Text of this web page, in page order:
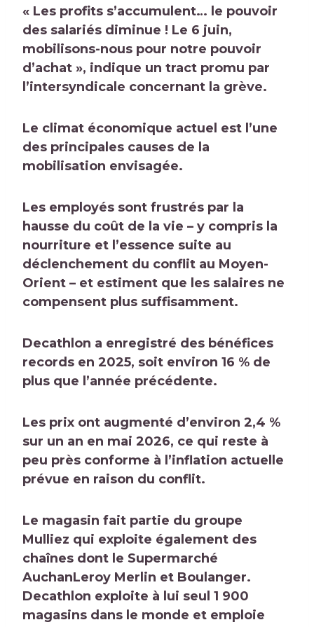
« Les profits s’accumulent… le pouvoir
des salariés diminue ! Le 6 juin,
mobilisons-nous pour notre pouvoir
d’achat », indique un tract promu par
l’intersyndicale concernant la grève.
Le climat économique actuel est l’une
des principales causes de la
mobilisation envisagée.
Les employés sont frustrés par la
hausse du coût de la vie – y compris la
nourriture et l’essence suite au
déclenchement du conflit au Moyen-
Orient – et estiment que les salaires ne
compensent plus suffisamment.
Decathlon a enregistré des bénéfices
records en 2025, soit environ 16 % de
plus que l’année précédente.
Les prix ont augmenté d’environ 2,4 %
sur un an en mai 2026, ce qui reste à
peu près conforme à l’inflation actuelle
prévue en raison du conflit.
Le magasin fait partie du groupe
Mulliez qui exploite également des
chaînes dont le Supermarché
AuchanLeroy Merlin et Boulanger.
Decathlon exploite à lui seul 1 900
magasins dans le monde et emploie